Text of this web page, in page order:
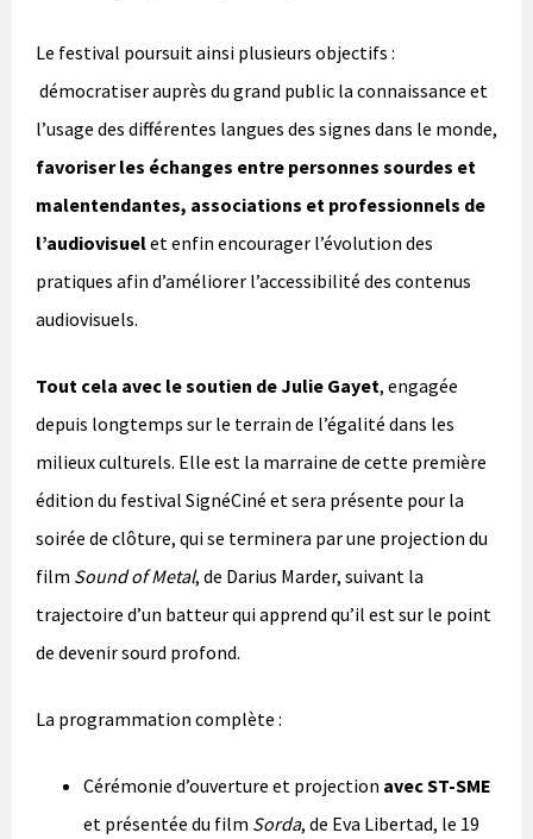
Le festival poursuit ainsi plusieurs objectifs :
démocratiser auprès du grand public la connaissance et
l’usage des différentes langues des signes dans le monde,
favoriser les échanges entre personnes sourdes et
malentendantes, associations et professionnels de
l’audiovisuelet enfin encourager l’évolution des
pratiques afin d’améliorer l’accessibilité des contenus
audiovisuels.
Tout cela avec le soutien de Julie Gayet, engagée
depuis longtemps sur le terrain de l’égalité dans les
milieux culturels. Elle est la marraine de cette première
édition du festival SignéCiné et sera présente pour la
soirée de clôture, qui se terminera par une projection du
film Sound of Metal, de Darius Marder, suivant la
trajectoire d’un batteur qui apprend qu’il est sur le point
de devenir sourd profond.
La programmation complète :
Cérémonie d’ouverture et projection avec ST-SME
et présentée du film Sorda, de Eva Libertad, le 19